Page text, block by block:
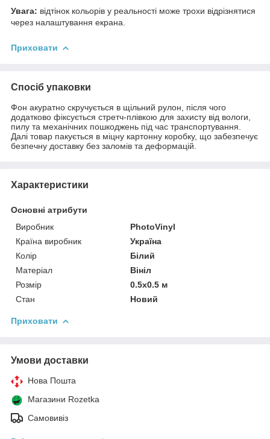
Увага: відтінок кольорів у реальності може трохи відрізнятися
через налаштування екрана.
Приховати
Спосіб упаковки
Фон акуратно скручується в щільний рулон, після чого
додатково фіксується стретч-плівкою для захисту від вологи,
пилу та механічних пошкоджень під час транспортування.
Далі товар пакується в міцну картонну коробку, що забезпечує
безпечну доставку без заломів та деформацій.
Характеристики
Основні атрибути
Виробник
PhotoVinyl
Країна виробник
Україна
Колір
Білий
Матеріал
Вініл
Розмір
0.5x0.5 м
Стан
Новий
Приховати
Умови доставки
Нова Пошта
Магазини Rozetka
Самовивіз